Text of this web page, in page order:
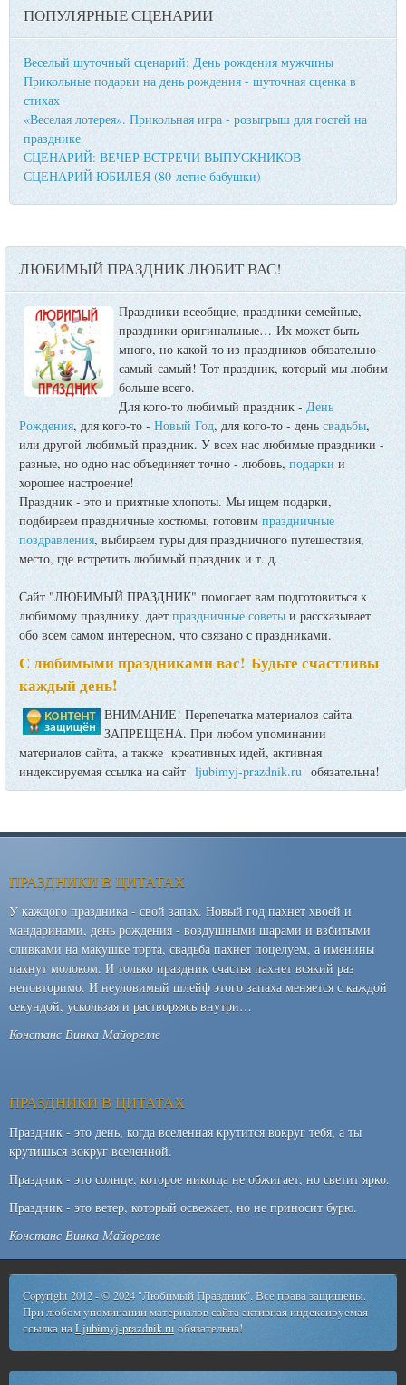
ПОПУЛЯРНЫЕ СЦЕНАРИИ
Веселый шуточный сценарий: День рождения мужчины
Прикольные подарки на день рождения - шуточная сценка в
стихах
«Веселая лотерея». Прикольная игра - розыгрыш для гостей на
празднике
СЦЕНАРИЙ: ВЕЧЕР ВСТРЕЧИ ВЫПУСКНИКОВ
СЦЕНАРИЙ ЮБИЛЕЯ (80-летие бабушки)
ЛЮБИМЫЙ ПРАЗДНИК ЛЮБИТ ВАС!
Праздники всеобщие, праздники семейные,
праздники оригинальные… Их может быть
много, но какой-то из праздников обязательно -
самый-самый! Тот праздник, который мы любим
больше всего.
Для кого-то любимый праздник - День
Рождения, для кого-то -Новый Год, для кого-то - деньсвадьбы,
или другой любимый праздник. У всех нас любимые праздники -
разные, но одно нас объединяет точно - любовь,подаркии
хорошее настроение!
Праздник - это и приятные хлопоты. Мы ищем подарки,
подбираем праздничные костюмы, готовимпраздничные
поздравления, выбираем туры для праздничного путешествия,
место, где встретить любимый праздник и т. д.
Сайт "ЛЮБИМЫЙ ПРАЗДНИК" помогает вам подготовиться к
любимому празднику, даетпраздничные советы и рассказывает
обо всем самом интересном, что связано с праздниками.
С любимыми праздниками вас! Будьте счастливы
каждый день!
ВНИМАНИЕ! Перепечатка материалов сайта
ЗАПРЕЩЕНА. При любом упоминании
материалов сайта, а также креативных идей, активная
индексируемая ссылка на сайт ljubimyj-prazdnik.ru обязательна!
ПРАЗДНИКИ В ЦИТАТАХ
У каждого праздника - свой запах. Новый год пахнет хвоей и
мандаринами, день рождения - воздушными шарами и взбитыми
сливками на макушке торта, свадьба пахнет поцелуем, а именины
пахнут молоком. И только праздник счастья пахнет всякий раз
неповторимо. И неуловимый шлейф этого запаха меняется с каждой
секундой, ускользая и растворяясь внутри…
Констанс Винка Майорелле
ПРАЗДНИКИ В ЦИТАТАХ
Праздник - это день, когда вселенная крутится вокруг тебя, а ты
крутишься вокруг вселенной.
Праздник - это солнце, которое никогда не обжигает, но светит ярко.
Праздник - это ветер, который освежает, но не приносит бурю.
Констанс Винка Майорелле
Copyright 2012 - © 2024 "Любимый Праздник". Все права защищены.
При любом упоминании материалов сайта активная индексируемая
ссылка наLjubimyj-prazdnik.ru обязательна!